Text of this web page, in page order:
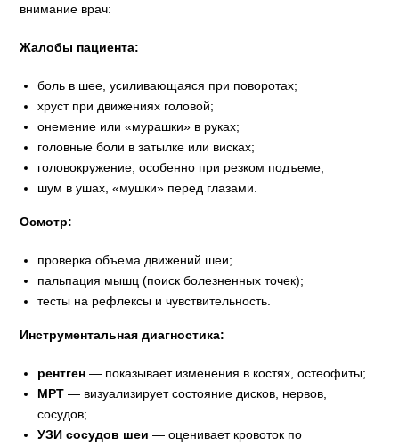
внимание врач:
Жалобы пациента:
боль в шее, усиливающаяся при поворотах;
хруст при движениях головой;
онемение или «мурашки» в руках;
головные боли в затылке или висках;
головокружение, особенно при резком подъеме;
шум в ушах, «мушки» перед глазами.
Осмотр:
проверка объема движений шеи;
пальпация мышц (поиск болезненных точек);
тесты на рефлексы и чувствительность.
Инструментальная диагностика:
рентген — показывает изменения в костях, остеофиты;
МРТ — визуализирует состояние дисков, нервов,
сосудов;
УЗИ сосудов шеи — оценивает кровоток по